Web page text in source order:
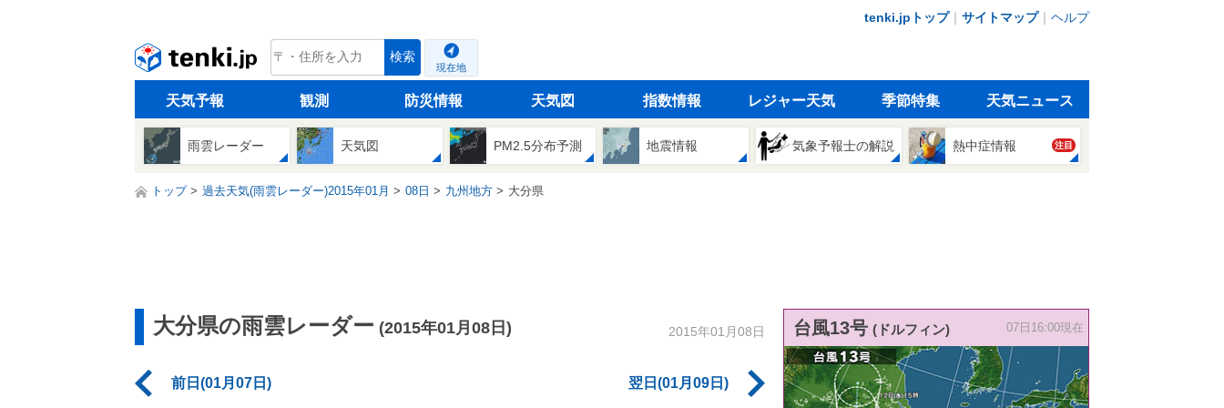
tenki.jpトップ｜ サイトマップ｜ ヘルプ
tenki.jp 検索
現在地
天気予報 観測 防災情報 天気図 指数情報 レジャー天気 季節特集 天気ニュース
雨雲レーダー 天気図 PM2.5分布予測 地震情報 気象予報士の解説 熱中症情報 注目
トップ 過去天気(雨雲レーダー)2015年01月 08日 九州地方 大分県
大分県の雨雲レーダー (2015年01月08日) 2015年01月08日
前日(01月07日) 翌日(01月09日)
台風13号 (ドルフィン) 07日16:00現在